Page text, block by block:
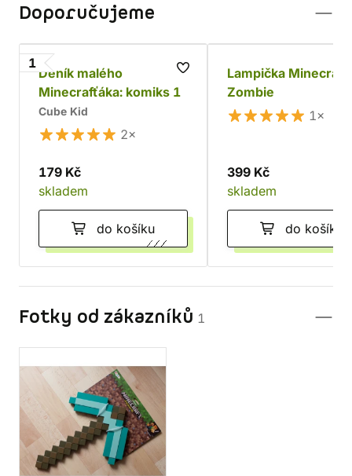
Doporučujeme
1
Deník malého
Minecrafťáka: komiks 1
Cube Kid
2×
179 Kč
skladem
do košíku
Lampička
Zombie
1×
399 Kč
skladem
do košíku
Fotky od zákazníků 1